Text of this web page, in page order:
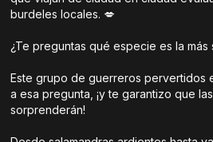
burdeles locales. 💋
¿Te preguntas qué especie es la más
Este grupo de guerreros pervertidos
a esa pregunta, ¡y te garantizo que
sorprenderán!